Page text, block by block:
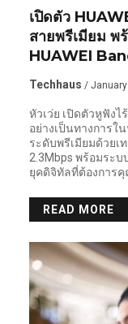
เปิดตัว
สายพรีเมียม พ
HUAWEI
Techhaus /
หัวเว่ย เปิดตัวหูฟังไ
อย่างเป็นทางการใ
ระดับพรีเมียมด้วยเ
2.3Mbps พร้อมระ
ยุคดิจิทัลที่ต้องการ
READ MORE